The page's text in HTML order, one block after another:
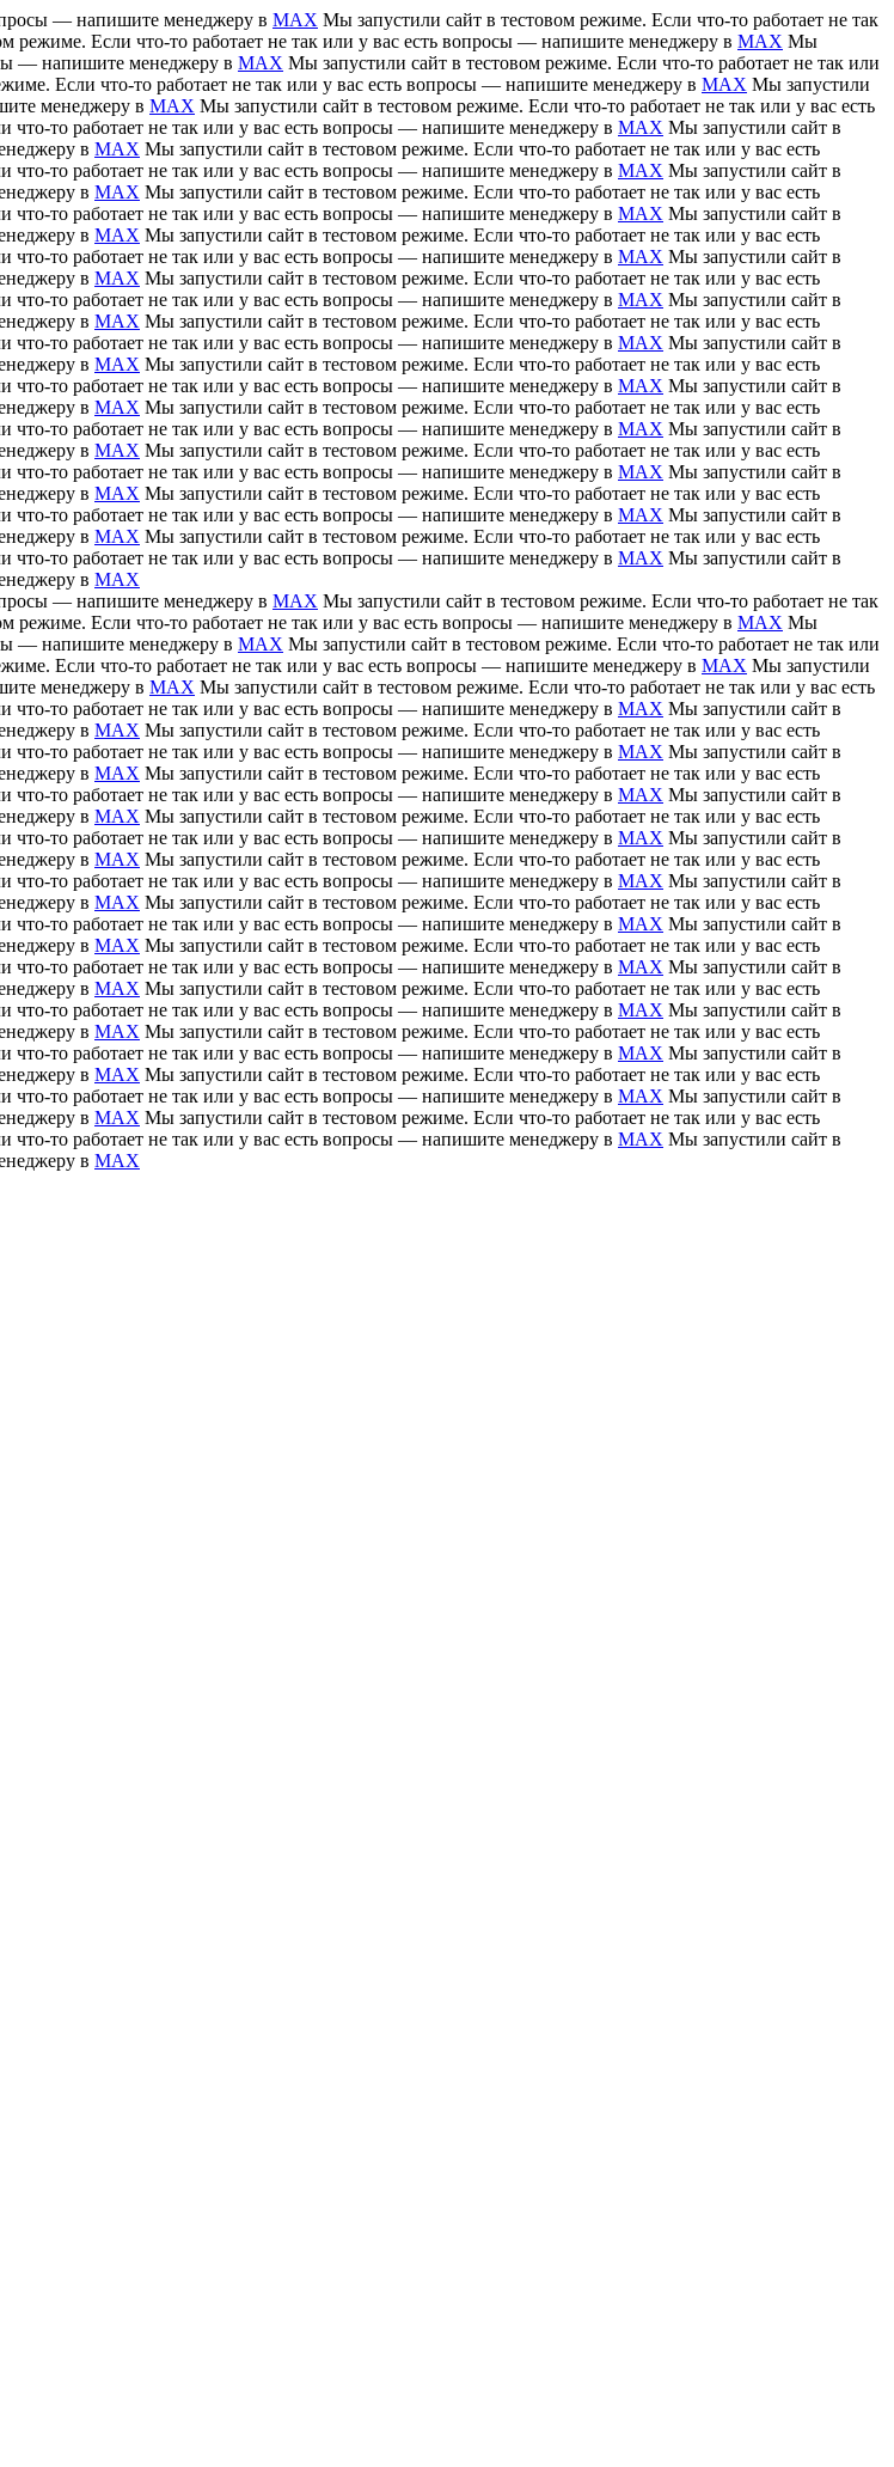
— напишите менеджеру в MAX Мы запустили сайт в тестовом режиме. Если что-то работает не так
режиме. Если что-то работает не так или у вас есть вопросы — напишите менеджеру в MAX Мы
— напишите менеджеру в MAX Мы запустили сайт в тестовом режиме. Если что-то работает не так или
Если что-то работает не так или у вас есть вопросы — напишите менеджеру в MAX Мы запустили
менеджеру в MAX Мы запустили сайт в тестовом режиме. Если что-то работает не так или у вас есть
что-то работает не так или у вас есть вопросы — напишите менеджеру в MAX Мы запустили сайт в
в MAX Мы запустили сайт в тестовом режиме. Если что-то работает не так или у вас есть
что-то работает не так или у вас есть вопросы — напишите менеджеру в MAX Мы запустили сайт в
в MAX Мы запустили сайт в тестовом режиме. Если что-то работает не так или у вас есть
что-то работает не так или у вас есть вопросы — напишите менеджеру в MAX Мы запустили сайт в
в MAX Мы запустили сайт в тестовом режиме. Если что-то работает не так или у вас есть
что-то работает не так или у вас есть вопросы — напишите менеджеру в MAX Мы запустили сайт в
в MAX Мы запустили сайт в тестовом режиме. Если что-то работает не так или у вас есть
что-то работает не так или у вас есть вопросы — напишите менеджеру в MAX Мы запустили сайт в
в MAX Мы запустили сайт в тестовом режиме. Если что-то работает не так или у вас есть
что-то работает не так или у вас есть вопросы — напишите менеджеру в MAX Мы запустили сайт в
в MAX Мы запустили сайт в тестовом режиме. Если что-то работает не так или у вас есть
что-то работает не так или у вас есть вопросы — напишите менеджеру в MAX Мы запустили сайт в
в MAX Мы запустили сайт в тестовом режиме. Если что-то работает не так или у вас есть
что-то работает не так или у вас есть вопросы — напишите менеджеру в MAX Мы запустили сайт в
в MAX Мы запустили сайт в тестовом режиме. Если что-то работает не так или у вас есть
что-то работает не так или у вас есть вопросы — напишите менеджеру в MAX Мы запустили сайт в
в MAX Мы запустили сайт в тестовом режиме. Если что-то работает не так или у вас есть
что-то работает не так или у вас есть вопросы — напишите менеджеру в MAX Мы запустили сайт в
в MAX Мы запустили сайт в тестовом режиме. Если что-то работает не так или у вас есть
что-то работает не так или у вас есть вопросы — напишите менеджеру в MAX Мы запустили сайт в
в MAX
— напишите менеджеру в MAX Мы запустили сайт в тестовом режиме. Если что-то работает не так
режиме. Если что-то работает не так или у вас есть вопросы — напишите менеджеру в MAX Мы
— напишите менеджеру в MAX Мы запустили сайт в тестовом режиме. Если что-то работает не так или
Если что-то работает не так или у вас есть вопросы — напишите менеджеру в MAX Мы запустили
менеджеру в MAX Мы запустили сайт в тестовом режиме. Если что-то работает не так или у вас есть
что-то работает не так или у вас есть вопросы — напишите менеджеру в MAX Мы запустили сайт в
в MAX Мы запустили сайт в тестовом режиме. Если что-то работает не так или у вас есть
что-то работает не так или у вас есть вопросы — напишите менеджеру в MAX Мы запустили сайт в
в MAX Мы запустили сайт в тестовом режиме. Если что-то работает не так или у вас есть
что-то работает не так или у вас есть вопросы — напишите менеджеру в MAX Мы запустили сайт в
в MAX Мы запустили сайт в тестовом режиме. Если что-то работает не так или у вас есть
что-то работает не так или у вас есть вопросы — напишите менеджеру в MAX Мы запустили сайт в
в MAX Мы запустили сайт в тестовом режиме. Если что-то работает не так или у вас есть
что-то работает не так или у вас есть вопросы — напишите менеджеру в MAX Мы запустили сайт в
в MAX Мы запустили сайт в тестовом режиме. Если что-то работает не так или у вас есть
что-то работает не так или у вас есть вопросы — напишите менеджеру в MAX Мы запустили сайт в
в MAX Мы запустили сайт в тестовом режиме. Если что-то работает не так или у вас есть
что-то работает не так или у вас есть вопросы — напишите менеджеру в MAX Мы запустили сайт в
в MAX Мы запустили сайт в тестовом режиме. Если что-то работает не так или у вас есть
что-то работает не так или у вас есть вопросы — напишите менеджеру в MAX Мы запустили сайт в
в MAX Мы запустили сайт в тестовом режиме. Если что-то работает не так или у вас есть
что-то работает не так или у вас есть вопросы — напишите менеджеру в MAX Мы запустили сайт в
в MAX Мы запустили сайт в тестовом режиме. Если что-то работает не так или у вас есть
что-то работает не так или у вас есть вопросы — напишите менеджеру в MAX Мы запустили сайт в
в MAX Мы запустили сайт в тестовом режиме. Если что-то работает не так или у вас есть
что-то работает не так или у вас есть вопросы — напишите менеджеру в MAX Мы запустили сайт в
в MAX